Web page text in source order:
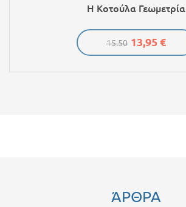
Η Κοτούλα Γεωμετρία
15.50 13,95 €
ΆΡΘΡΑ